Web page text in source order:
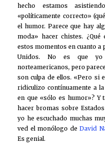
hecho estamos
«políticamente correcto»
el humor. Parece que hay
moda» hacer chistes.
estos momentos en cuanto a
Unidos. No es que
norteamericanos, pero
son culpa de ellos. «Pero si
ridiculizo contínuamente a
en que «sólo es humor»? Y
hacer bromas sobre
yo he escuchado muchas
ved el monólogo de David
Es genial.